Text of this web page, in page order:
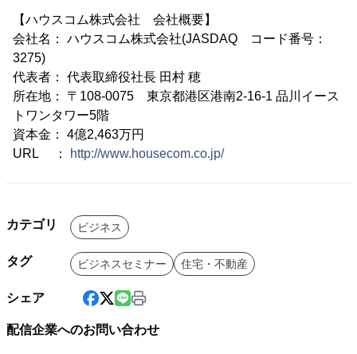
【ハウスコム株式会社 会社概要】
会社名： ハウスコム株式会社(JASDAQ コード番号：
3275)
代表者： 代表取締役社長 田村 穂
所在地： 〒108-0075 東京都港区港南2-16-1 品川イース
トワンタワー5階
資本金： 4億2,463万円
URL ：
http://www.housecom.co.jp/
カテゴリ ビジネス
タグ ビジネスセミナー 住宅・不動産
シェア
配信企業へのお問い合わせ